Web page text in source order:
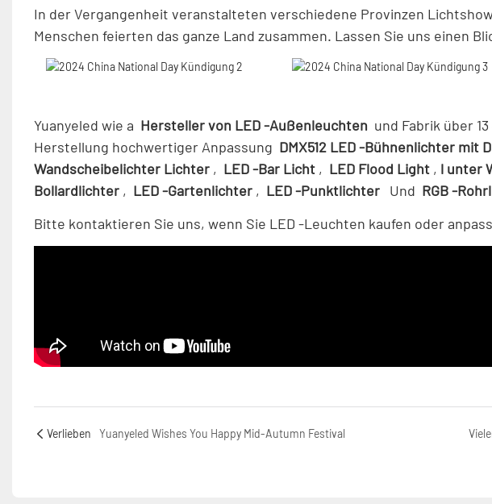
In der Vergangenheit veranstalteten verschiedene Provinzen
Menschen feierten das ganze Land zusammen. Lassen Sie uns einen
Yuanyeled wie a Hersteller von LED -Außenleuchten und Fabrik über
Herstellung hochwertiger Anpassung DMX512 LED -Bühnenlichter mit
Wandscheibelichter Lichter , LED -Bar Licht , LED Flood Light , lunter
Bollardlichter , LED -Gartenlichter , LED -Punktlichter Und RGB -
Bitte kontaktieren Sie uns, wenn Sie LED -Leuchten kaufen oder
Verlieben Yuanyeled Wishes You Happy Mid-Autumn Festival